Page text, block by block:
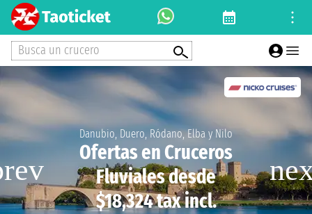
Busca un crucero
Danubio, Duero, Ródano, Elba y Nilo
Ofertas en Cruceros
Fluviales desde
$18,324 tax incl.